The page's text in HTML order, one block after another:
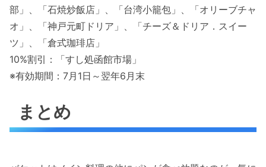
部」、「石焼炒飯店」、「台湾小籠包」、「オリーブチャ
オ」、「神戸元町ドリア」、「チーズ＆ドリア．スイー
ツ」、「倉式珈琲店」
10%割引：「すし処函館市場」
※有効期間：7月1日～翌年6月末
まとめ